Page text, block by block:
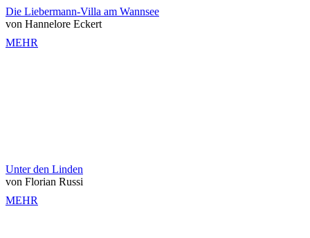
Die Liebermann-Villa am Wannsee
von Hannelore Eckert
MEHR
Unter den Linden
von Florian Russi
MEHR